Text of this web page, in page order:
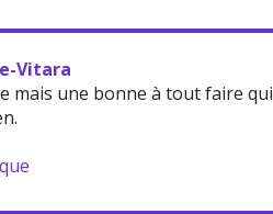
Vitara
mais une bonne à tout faire qui